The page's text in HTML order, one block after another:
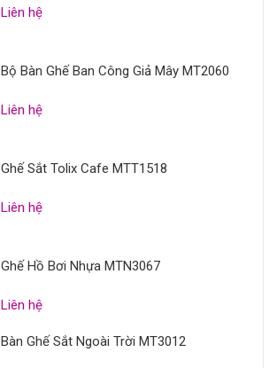
Liên hệ
Bộ Bàn Ghế Ban Công Giả Mây MT2060
Liên hệ
Ghế Sắt Tolix Cafe MTT1518
Liên hệ
Ghế Hồ Bơi Nhựa MTN3067
Liên hệ
Bàn Ghế Sắt Ngoài Trời MT3012